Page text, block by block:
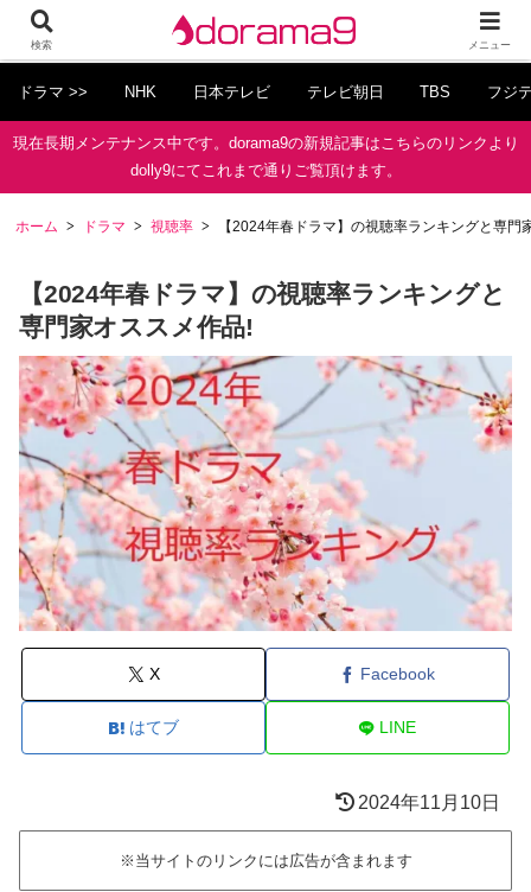
ドラマ >> NHK 日本テレビ テレビ朝日 TBS フジ
現在長期メンテナンス中です。dorama9の新規記事はこちらのリンクより
dolly9にてこれまで通りご覧頂けます。
ホーム ドラマ 視聴率 【2024年春ドラマ】の視聴率ランキングと専門
【2024年春ドラマ】の視聴率ランキングと
専門家オススメ作品!
X Facebook
はてブ LINE
2024年11月10日
※当サイトのリンクには広告が含まれます
検索 メニュー